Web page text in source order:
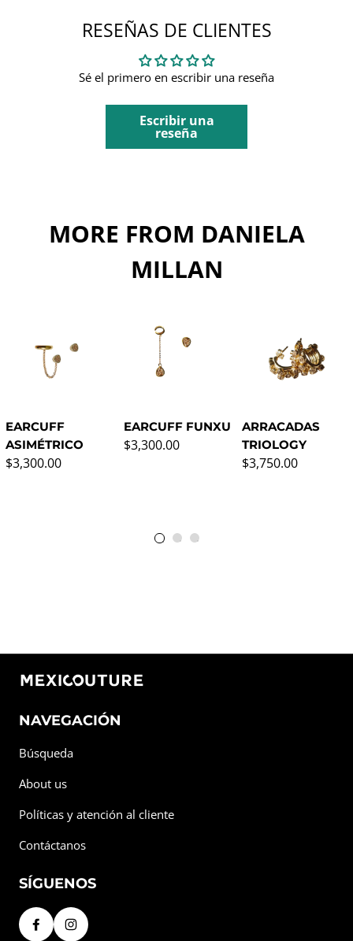
RESEÑAS DE CLIENTES
Sé el primero en escribir una reseña
Escribir una
reseña
MORE FROM DANIELA
MILLAN
EARCUFF
ASIMÉTRICO
Precio normal
$3,300.00
EARCUFF FUNXU
Precio normal
$3,300.00
ARRACADAS
TRIOLOGY
Precio normal
$3,750.00
NAVEGACIÓN
Búsqueda
About us
Políticas y atención al cliente
Contáctanos
SÍGUENOS